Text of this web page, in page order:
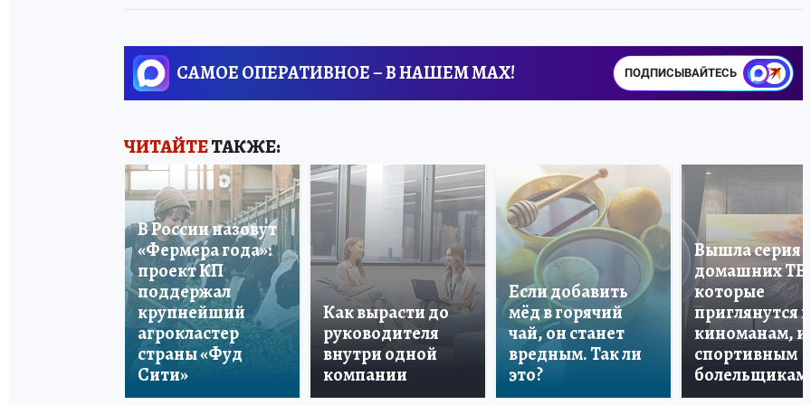
САМОЕ ОПЕРАТИВНОЕ – В НАШЕМ MAX! ПОДПИСЫВАЙТЕСЬ
ЧИТАЙТЕТАКЖЕ:
В России назовут
«Фермера года»:
проект КП
поддержал
крупнейший
агрокластер
страны «Фуд
Сити»
Как вырасти до
руководителя
внутри одной
компании
Если добавить
мёд в горячий
чай, он станет
вредным. Так ли
это?
Вышла серия
домашних ТВ,
которые
приглянутся и
киноманам, и
спортивным
болельщикам